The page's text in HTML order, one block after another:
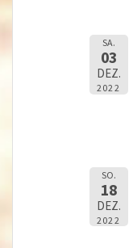
SA.
03
DEZ.
2022
SO.
18
DEZ.
2022